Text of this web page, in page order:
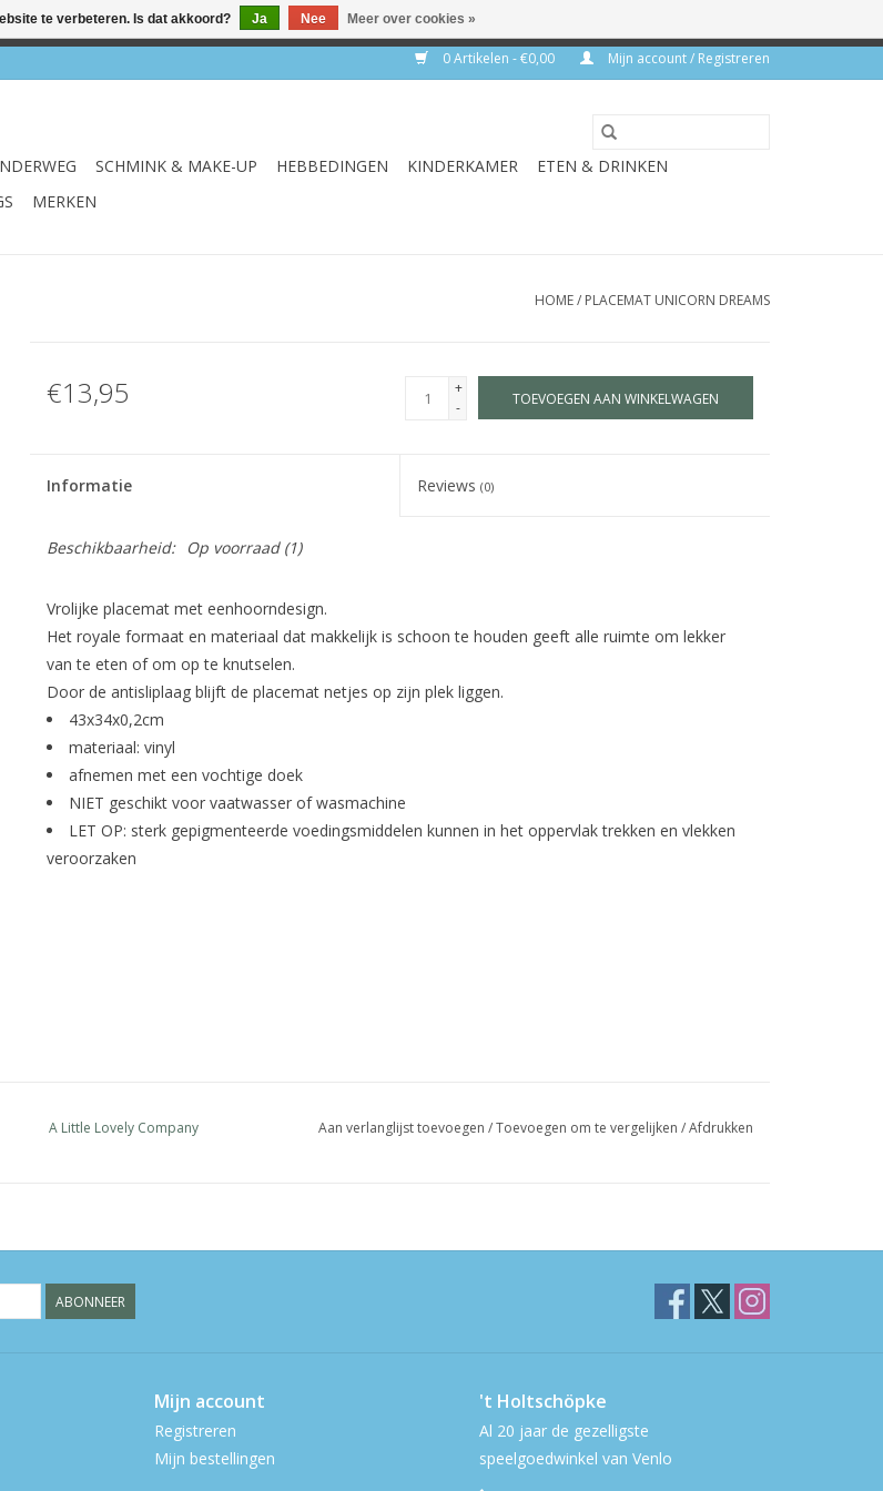
0 Artikelen - €0,00 Mijn account / Registreren
SCHMINK & MAKE-UP HEBBEDINGEN KINDERKAMER
ETEN & DRINKEN
MERKEN
HOME/ PLACEMAT UNICORN DREAMS
€13,95
+
-
TOEVOEGEN AAN WINKELWAGEN
Informatie Reviews(0)
Beschikbaarheid: Op voorraad(1)
Vrolijke placemat met eenhoorndesign.
Het royale formaat en materiaal dat makkelijk is schoon te houden geeft alle ruimte om lekker
van te eten of om op te knutselen.
Door de antisliplaag blijft de placemat netjes op zijn plek liggen.
43x34x0,2cm
materiaal: vinyl
afnemen met een vochtige doek
NIET geschikt voor vaatwasser of wasmachine
LET OP: sterk gepigmenteerde voedingsmiddelen kunnen in het oppervlak trekken en vlekken
veroorzaken
A Little Lovely Company Aan verlanglijst toevoegen /Toevoegen om te vergelijken /Afdrukken
ABONNEER
Mijn account
Registreren
Mijn bestellingen
't Holtschöpke
Al 20 jaar de gezelligste
speelgoedwinkel van Venlo
te verbeteren. Is dat akkoord? Ja Nee Meer over cookies »
Gratis verzenden vanaf €75 ✔ Levertijd 1-3 werkdagen